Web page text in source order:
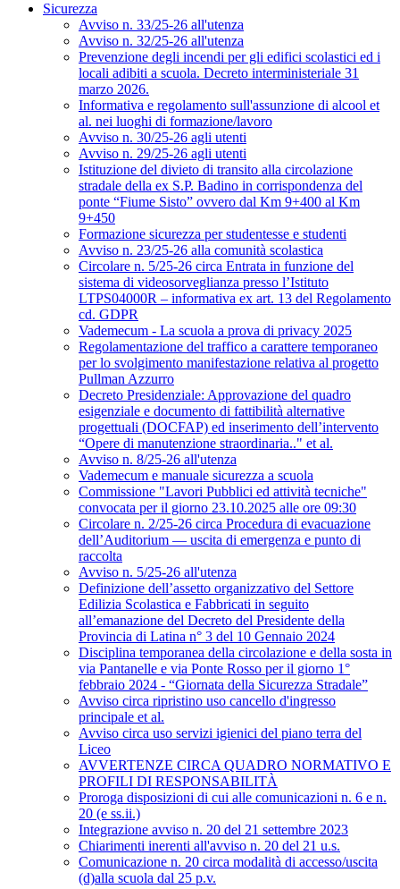
Sicurezza
Avviso n. 33/25-26 all'utenza
Avviso n. 32/25-26 all'utenza
Prevenzione degli incendi per gli edifici scolastici ed i
locali adibiti a scuola. Decreto interministeriale 31
marzo 2026.
Informativa e regolamento sull'assunzione di alcool et
al. nei luoghi di formazione/lavoro
Avviso n. 30/25-26 agli utenti
Avviso n. 29/25-26 agli utenti
Istituzione del divieto di transito alla circolazione
stradale della ex S.P. Badino in corrispondenza del
ponte “Fiume Sisto” ovvero dal Km 9+400 al Km
9+450
Formazione sicurezza per studentesse e studenti
Avviso n. 23/25-26 alla comunità scolastica
Circolare n. 5/25-26 circa Entrata in funzione del
sistema di videosorveglianza presso l’Istituto
LTPS04000R – informativa ex art. 13 del Regolamento
cd. GDPR
Vademecum - La scuola a prova di privacy 2025
Regolamentazione del traffico a carattere temporaneo
per lo svolgimento manifestazione relativa al progetto
Pullman Azzurro
Decreto Presidenziale: Approvazione del quadro
esigenziale e documento di fattibilità alternative
progettuali (DOCFAP) ed inserimento dell’intervento
“Opere di manutenzione straordinaria.." et al.
Avviso n. 8/25-26 all'utenza
Vademecum e manuale sicurezza a scuola
Commissione "Lavori Pubblici ed attività tecniche"
convocata per il giorno 23.10.2025 alle ore 09:30
Circolare n. 2/25-26 circa Procedura di evacuazione
dell’Auditorium — uscita di emergenza e punto di
raccolta
Avviso n. 5/25-26 all'utenza
Definizione dell’assetto organizzativo del Settore
Edilizia Scolastica e Fabbricati in seguito
all’emanazione del Decreto del Presidente della
Provincia di Latina n° 3 del 10 Gennaio 2024
Disciplina temporanea della circolazione e della sosta in
via Pantanelle e via Ponte Rosso per il giorno 1°
febbraio 2024 - “Giornata della Sicurezza Stradale”
Avviso circa ripristino uso cancello d'ingresso
principale et al.
Avviso circa uso servizi igienici del piano terra del
Liceo
AVVERTENZE CIRCA QUADRO NORMATIVO E
PROFILI DI RESPONSABILITÀ
Proroga disposizioni di cui alle comunicazioni n. 6 e n.
20 (e ss.ii.)
Integrazione avviso n. 20 del 21 settembre 2023
Chiarimenti inerenti all'avviso n. 20 del 21 u.s.
Comunicazione n. 20 circa modalità di accesso/uscita
(d)alla scuola dal 25 p.v.